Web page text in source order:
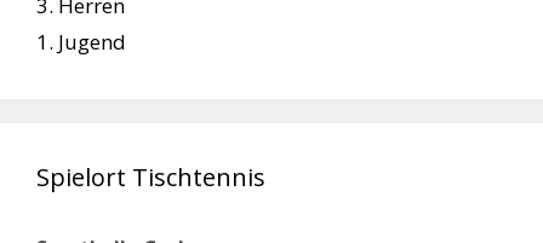
1. Jugend
Spielort Tischtennis